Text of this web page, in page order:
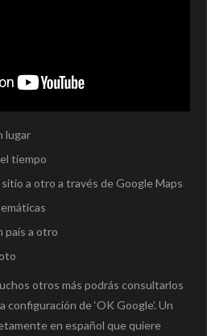
lugar
tiempo
a otro a través de Google Maps
país a otro
otros más podrás consultarlos
de ‘OK Google’. Un
en español que quiere